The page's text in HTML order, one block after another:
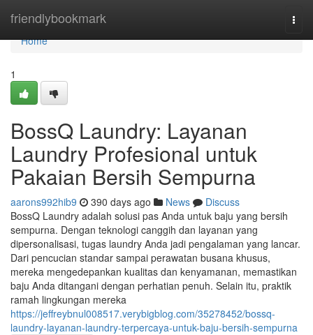
friendlybookmark
Home
Home
1
BossQ Laundry: Layanan
Laundry Profesional untuk
Pakaian Bersih Sempurna
aarons992hib9 390 days ago News
Discuss
BossQ Laundry adalah solusi pas Anda untuk baju yang bersih
sempurna. Dengan teknologi canggih dan layanan yang
dipersonalisasi, tugas laundry Anda jadi pengalaman yang lancar.
Dari pencucian standar sampai perawatan busana khusus,
mereka mengedepankan kualitas dan kenyamanan, memastikan
baju Anda ditangani dengan perhatian penuh. Selain itu, praktik
ramah lingkungan mereka
https://jeffreybnul008517.verybigblog.com/35278452/bossq-
laundry-layanan-laundry-terpercaya-untuk-baju-bersih-sempurna